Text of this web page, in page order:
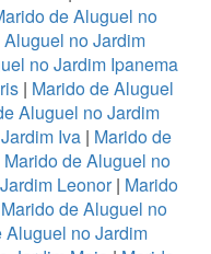
de Aluguel no
no Jardim
no Jardim Ipanema
| Marido de Aluguel
Aluguel no Jardim
Iva | Marido de
Marido de Aluguel no
Leonor| Marido
Marido de Aluguel no
Aluguel no Jardim